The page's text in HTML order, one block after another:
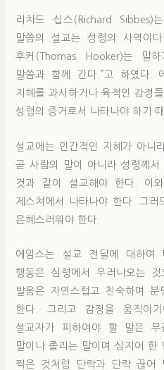
리차드 십스(Richard Sibbes)
말씀의 설교는 성령의 사역이
후커(Thomas Hooker)는 말
말씀과 함께 간다.”고 하였다.
지혜를 과시하거나 육적인 감정
성령의 증거로서 나타나야 하기
설교에는 인간적인 지혜가 아니
곧 사람의 말이 아니라 성령께
것과 같이 설교해야 한다. 이
제스쳐에서 나타나야 한다. 그러
은혜스러워야 한다.
에임스는 설교 전달에 대하여
행동은 심령에서 우러나오는
발음은 자연스럽고 친숙하며
한다. 그리고 감정을 움직이
설교자가 피하여야 할 말은 무
말이나 졸리는 말이며 심지어 한
찍은 것처럼 단락과 단락 끊어